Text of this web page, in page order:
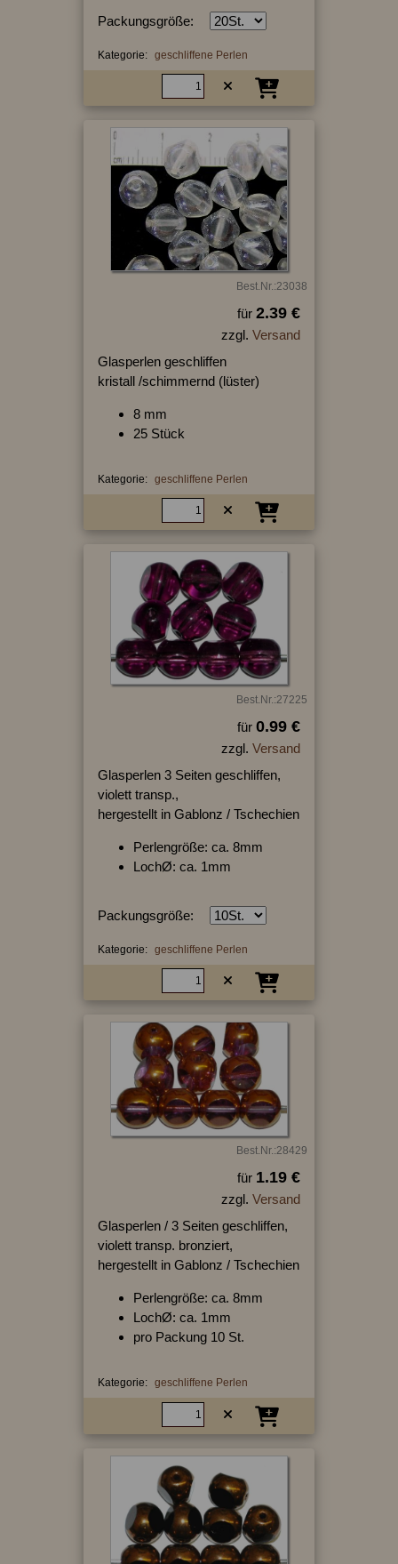
Packungsgröße:
Kategorie: geschliffene Perlen
Best.Nr.:23038
für 2.39 €
zzgl. Versand
Glasperlen geschliffen
kristall /schimmernd (lüster)
8 mm
25 Stück
Kategorie: geschliffene Perlen
Best.Nr.:27225
für 0.99 €
zzgl. Versand
Glasperlen 3 Seiten geschliffen,
violett transp.,
hergestellt in Gablonz / Tschechien
Perlengröße: ca. 8mm
LochØ: ca. 1mm
Packungsgröße:
Kategorie: geschliffene Perlen
Best.Nr.:28429
für 1.19 €
zzgl. Versand
Glasperlen / 3 Seiten geschliffen,
violett transp. bronziert,
hergestellt in Gablonz / Tschechien
Perlengröße: ca. 8mm
LochØ: ca. 1mm
pro Packung 10 St.
Kategorie: geschliffene Perlen